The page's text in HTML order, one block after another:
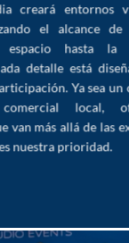
creará entornos
el alcance
espacio hasta la
detalle está
Ya sea
local,
van más allá de las
nuestra prioridad.